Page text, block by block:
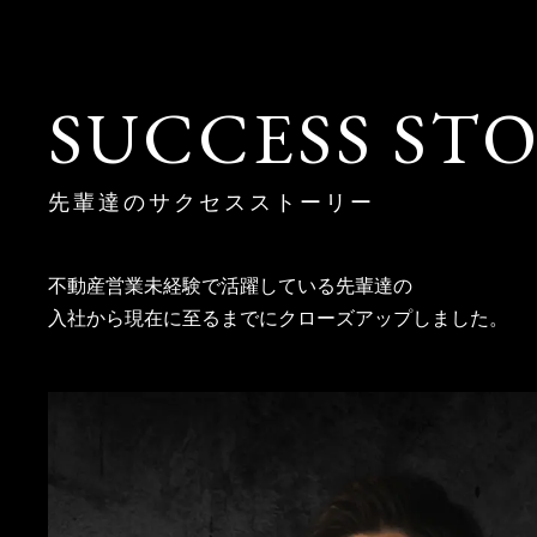
SUCCESS
先輩達のサクセスストーリー
不動産営業未経験で活躍している先輩達の
入社から現在に至るまでにクローズアップしました。